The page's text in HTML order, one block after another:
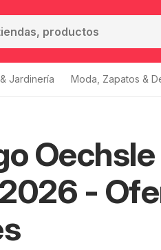
Jardinería Moda, Zapatos &
-